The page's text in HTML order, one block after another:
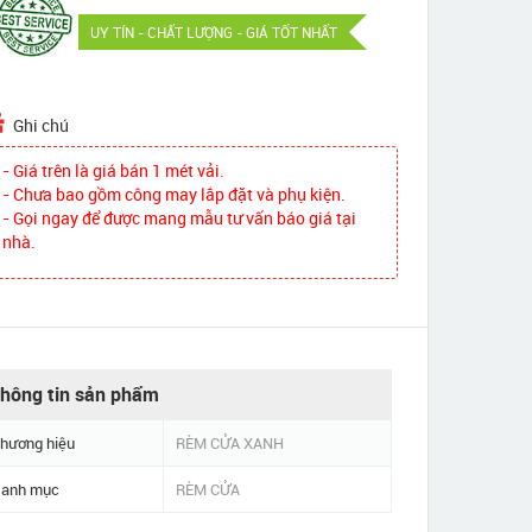
UY TÍN - CHẤT LƯỢNG - GIÁ TỐT NHẤT
Ghi chú
- Giá trên là giá bán 1 mét vải.
- Chưa bao gồm công may lắp đặt và phụ kiện.
- Gọi ngay để được mang mẫu tư vấn báo giá tại
nhà.
tin sản phẩm
hiệu RÈM CỬA XANH
mục RÈM CỬA